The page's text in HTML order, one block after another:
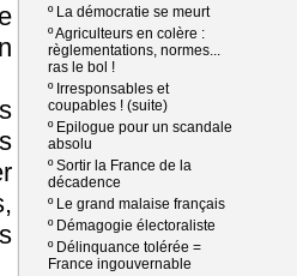
º La démocratie se meurt
ºAgriculteurs en colère :
règlementations, normes...
ras le bol !
º Irresponsables et
coupables ! (suite)
º Epilogue pour un scandale
absolu
ºSortir la France de la
décadence
º Le grand malaise français
º Démagogie électoraliste
º Délinquance tolérée =
France ingouvernable